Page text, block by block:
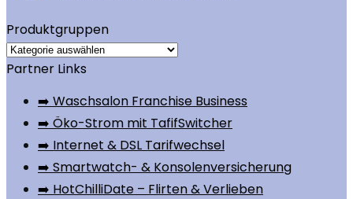
Produktgruppen
Partner Links
➡️ Waschsalon Franchise Business
➡️ Öko-Strom mit TafifSwitcher
➡️ Internet & DSL Tarifwechsel
➡️ Smartwatch- & Konsolenversicherung
➡️ HotChilliDate – Flirten & Verlieben